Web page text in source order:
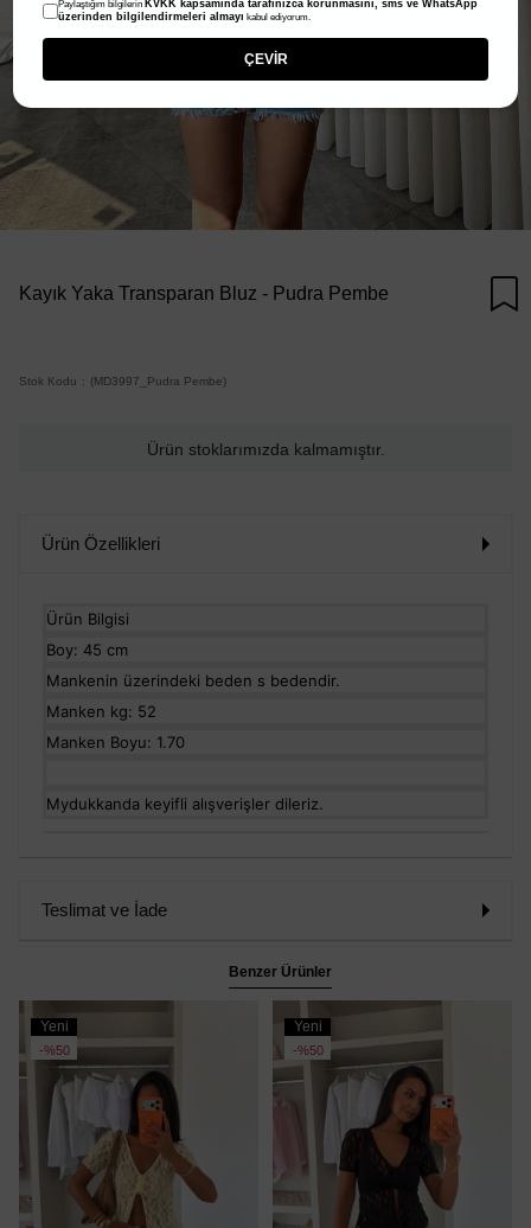
Kayık Yaka Transparan Bluz - Pudra Pembe
Stok Kodu (MD3997_Pudra Pembe)
Ürün stoklarımızda kalmamıştır.
Ürün Özellikleri
Ürün Bilgisi
Boy: 45 cm
Mankenin üzerindeki beden s bedendir.
Manken kg: 52
Manken Boyu: 1.70
Mydukkanda keyifli alışverişler dileriz.
Teslimat ve İade
Benzer Ürünler
Yeni
Ürün
%50
Yeni
Ürün
%50
Paylaştığım bilgilerin KVKK kapsamında tarafınızca korunmasını, sms ve WhatsApp
üzerinden bilgilendirmeleri almayı kabul ediyorum.
ÇEVİR